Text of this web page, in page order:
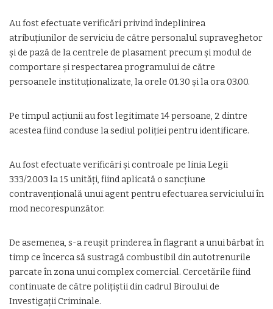
Au fost efectuate verificări privind îndeplinirea
atribuţiunilor de serviciu de către personalul supraveghetor
şi de pază de la centrele de plasament precum şi modul de
comportare şi respectarea programului de către
persoanele instituţionalizate, la orele 01.30 şi la ora 03.00.
Pe timpul acţiunii au fost legitimate 14 persoane, 2 dintre
acestea fiind conduse la sediul poliţiei pentru identificare.
Au fost efectuate verificări şi controale pe linia Legii
333/2003 la 15 unităţi, fiind aplicată o sancţiune
contravenţională unui agent pentru efectuarea serviciului în
mod necorespunzător.
De asemenea, s-a reuşit prinderea în flagrant a unui bărbat în
timp ce încerca să sustragă combustibil din autotrenurile
parcate în zona unui complex comercial. Cercetările fiind
continuate de către poliţiştii din cadrul Biroului de
Investigaţii Criminale.